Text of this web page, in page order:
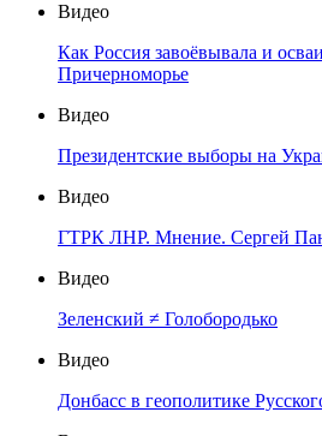
Видео
Как Россия завоёвывала и
Причерноморье
Видео
Президентские выборы на
Видео
ГТРК ЛНР. Мнение. Сергей
Видео
Зеленский ≠ Голобородько
Видео
Донбасс в геополитике